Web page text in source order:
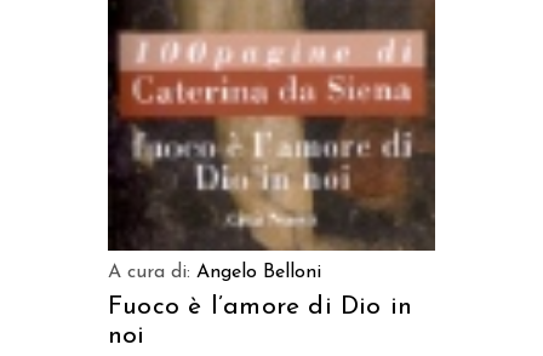
A cura di: Angelo Belloni
Fuoco è l’amore di Dio in
noi